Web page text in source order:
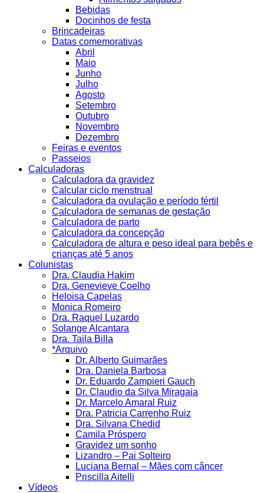
Bebidas
Docinhos de festa
Brincadeiras
Datas comemorativas
Abril
Maio
Junho
Julho
Agosto
Setembro
Outubro
Novembro
Dezembro
Feiras e eventos
Passeios
Calculadoras
Calculadora da gravidez
Calcular ciclo menstrual
Calculadora da ovulação e período fértil
Calculadora de semanas de gestação
Calculadora de parto
Calculadora da concepção
Calculadora de altura e peso ideal para bebês e
crianças até 5 anos
Colunistas
Dra. Claudia Hakim
Dra. Genevieve Coelho
Heloisa Capelas
Monica Romeiro
Dra. Raquel Luzardo
Solange Alcantara
Dra. Taila Billa
*Arquivo
Dr. Alberto Guimarães
Dra. Daniela Barbosa
Dr. Eduardo Zampieri Gauch
Dr. Claudio da Silva Miragaia
Dr. Marcelo Amaral Ruiz
Dra. Patricia Carrenho Ruiz
Dra. Silvana Chedid
Camila Próspero
Gravidez um sonho
Lizandro – Pai Solteiro
Luciana Bernal – Mães com câncer
Priscilla Aitelli
Vídeos